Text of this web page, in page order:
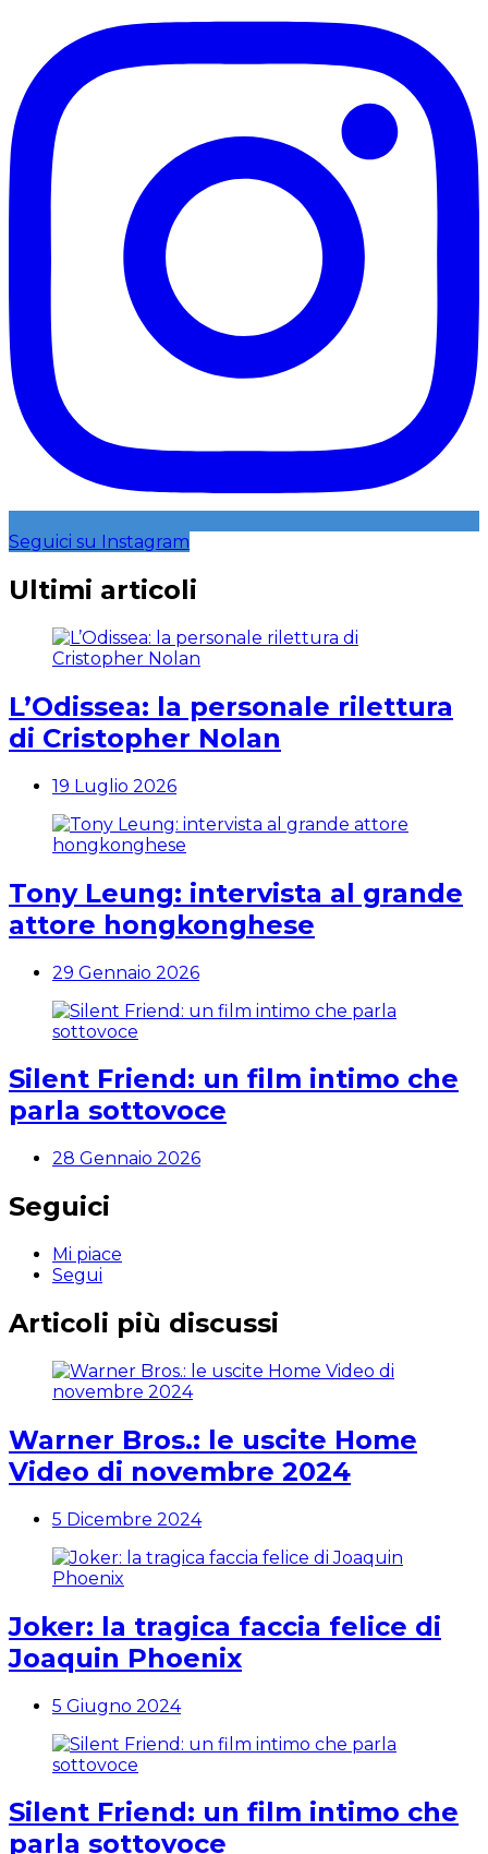
Seguici su Instagram
Ultimi articoli
L’Odissea: la personale rilettura
di Cristopher Nolan
19 Luglio 2026
Tony Leung: intervista al grande
attore hongkonghese
29 Gennaio 2026
Silent Friend: un film intimo che
parla sottovoce
28 Gennaio 2026
Seguici
Mi piace
Segui
Articoli più discussi
Warner Bros.: le uscite Home
Video di novembre 2024
5 Dicembre 2024
Joker: la tragica faccia felice di
Joaquin Phoenix
5 Giugno 2024
Silent Friend: un film intimo che
parla sottovoce